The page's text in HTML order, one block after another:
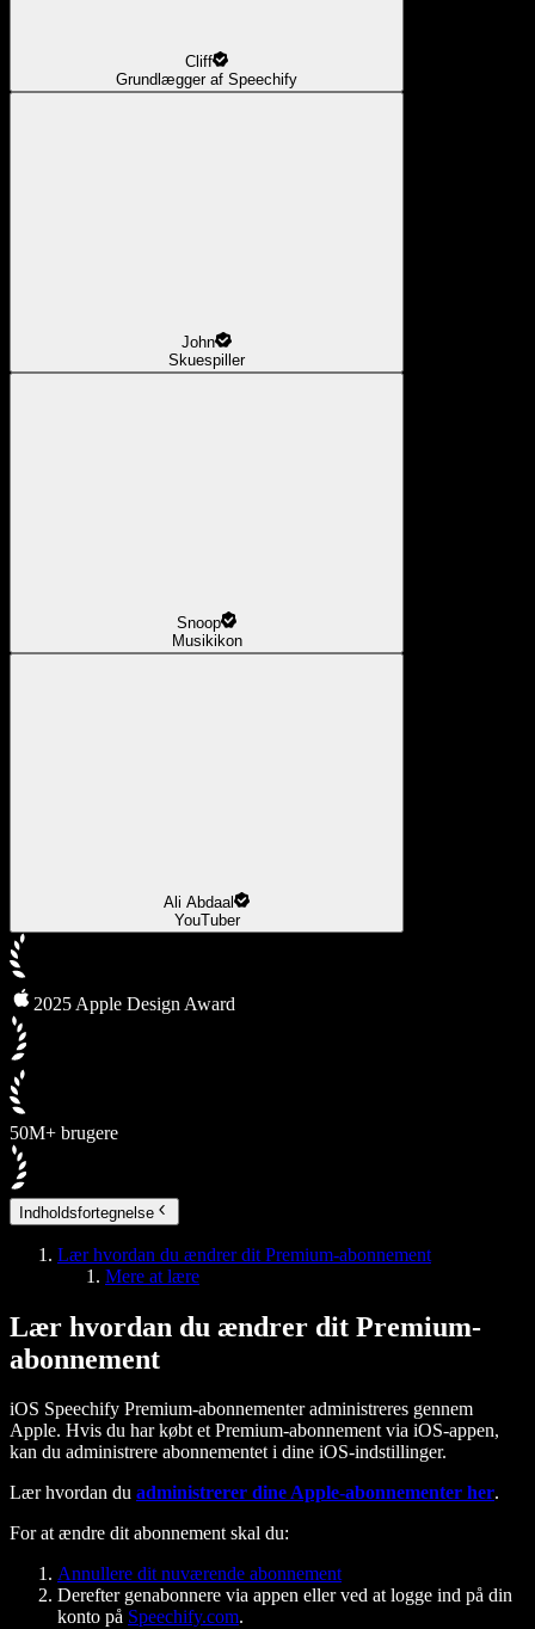
Cliff
Grundlægger af Speechify
John
Skuespiller
Snoop
Musikikon
Ali Abdaal
YouTuber
2025 Apple Design Award
50M+ brugere
Indholdsfortegnelse
Lær hvordan du ændrer dit Premium-abonnement
Mere at lære
Lær hvordan du ændrer dit Premium-
abonnement
iOS Speechify Premium-abonnementer administreres gennem
Apple. Hvis du har købt et Premium-abonnement via iOS-appen,
kan du administrere abonnementet i dine iOS-indstillinger.
Lær hvordan du administrerer dine Apple-abonnementer her.
For at ændre dit abonnement skal du:
Annullere dit nuværende abonnement
Derefter genabonnere via appen eller ved at logge ind på din
konto på Speechify.com.